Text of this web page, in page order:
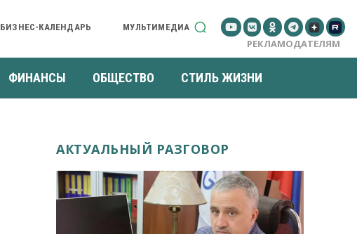
БИЗНЕС-КАЛЕНДАРЬ МУЛЬТИМЕДИА
РЕКЛАМОДАТЕЛЯМ
ФИНАНСЫ ОБЩЕСТВО СТИЛЬ ЖИЗНИ
АКТУАЛЬНЫЙ РАЗГОВОР